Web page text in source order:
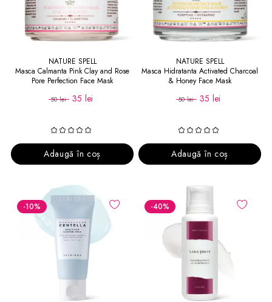
NATURE SPELL
Masca Calmanta Pink Clay and Rose
Pore Perfection Face Mask
50 lei 35 lei
Adaugă în coș
NATURE SPELL
Masca Hidratanta Activated Charcoal
& Honey Face Mask
50 lei 35 lei
Adaugă în coș
-10% -40%